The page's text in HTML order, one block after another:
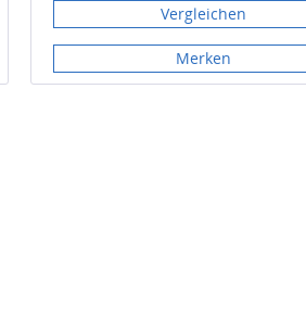
Vergleichen
Merken